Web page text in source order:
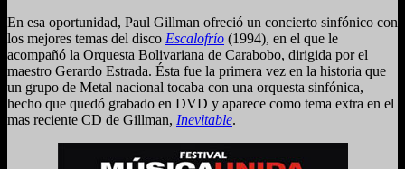
En esa oportunidad, Paul Gillman ofreció un concierto sinfónico con
los mejores temas del disco Escalofrío (1994), en el que le
acompañó la Orquesta Bolivariana de Carabobo, dirigida por el
maestro Gerardo Estrada. Ésta fue la primera vez en la historia que
un grupo de Metal nacional tocaba con una orquesta sinfónica,
hecho que quedó grabado en DVD y aparece como tema extra en el
mas reciente CD de Gillman, Inevitable.